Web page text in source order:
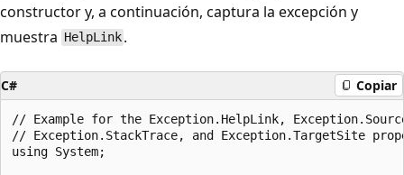
constructor y, a continuación, captura la excepción y
muestra HelpLink .
C# Copiar
// Example for the Exception.HelpLink,
// Exception.StackTrace, and Exception.TargetSite
using System;